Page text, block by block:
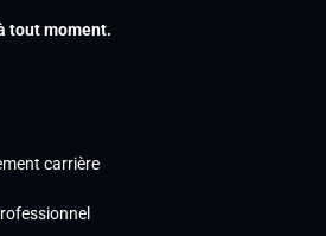
tout moment.
carrière